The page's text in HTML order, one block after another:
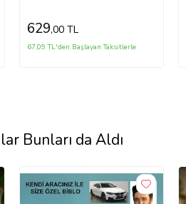
629,00 TL
67,09 TL'den Başlayan Taksitlerle
Bunları da Aldı